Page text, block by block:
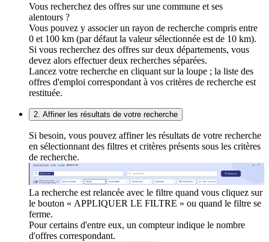
Vous recherchez des offres sur une commune et ses
alentours ?
Vous pouvez y associer un rayon de recherche compris entre
0 et 100 km (par défaut la valeur sélectionnée est de 10 km).
Si vous recherchez des offres sur deux départements, vous
devez alors effectuer deux recherches séparées.
Lancez votre recherche en cliquant sur la loupe ; la liste des
offres d'emploi correspondant à vos critères de recherche est
restituée.
2. Affiner les résultats de votre recherche
Si besoin, vous pouvez affiner les résultats de votre recherche
en sélectionnant des filtres et critères présents sous les critères
de recherche.
La recherche est relancée avec le filtre quand vous cliquez sur
le bouton « APPLIQUER LE FILTRE » ou quand le filtre se
ferme.
Pour certains d'entre eux, un compteur indique le nombre
d'offres correspondant.